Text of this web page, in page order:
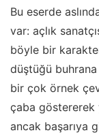
Bu eserde
var: açlık
böyle bir
düştüğü
bir çok örnek
çaba göstererek
ancak başarıya